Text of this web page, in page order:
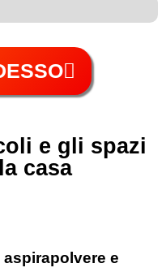
e gli spazi
casa
aspirapolvere e